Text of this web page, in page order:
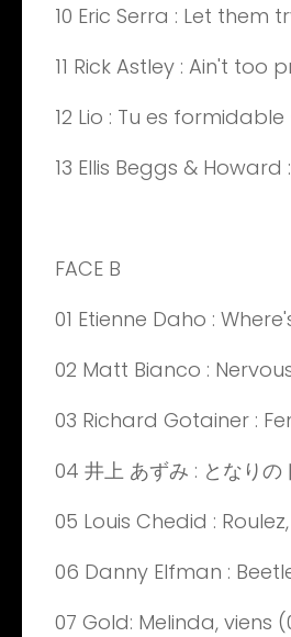
10 Eric Serra : Let them
11 Rick Astley : Ain't too
12 Lio : Tu es formidable
13 Ellis Beggs & Howard :
FACE B
01 Etienne Daho :
02 Matt Bianco :
03 Richard Gotainer :
04 井上 あずみ : となりの
05 Louis Chedid :
06 Danny Elfman :
07 Gold: Melinda, viens